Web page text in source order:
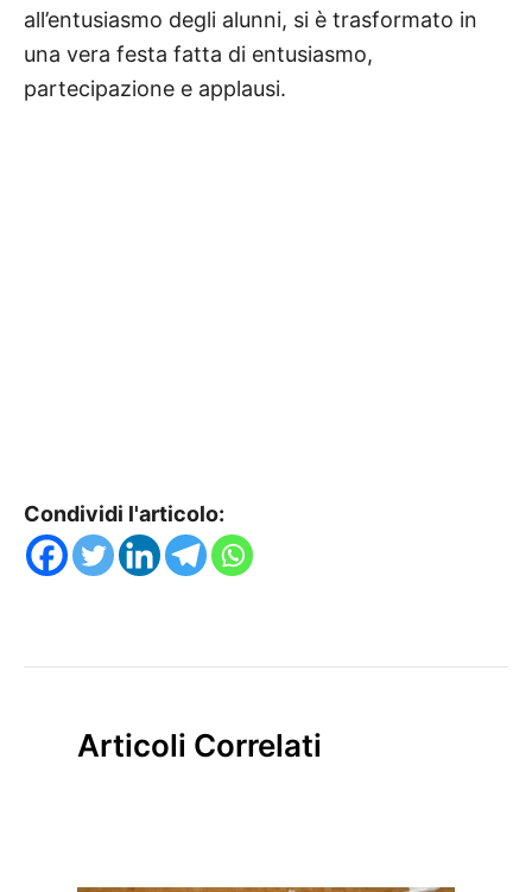
all’entusiasmo degli alunni, si è trasformato in
una vera festa fatta di entusiasmo,
partecipazione e applausi.
Condividi l'articolo:
Articoli Correlati